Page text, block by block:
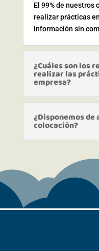
El 99% de
realizar prácticas
información sin
¿Cuáles son los
realizar las
empresa?
¿Disponemos de
colocación?